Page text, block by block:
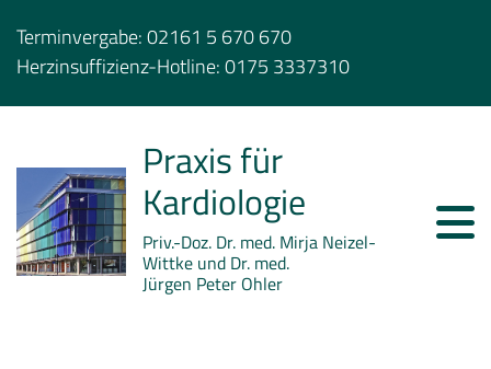
Terminvergabe:02161 5 670 670
Herzinsuffizienz-Hotline:0175 3337310
Praxis für
Kardiologie
Priv.-Doz. Dr. med. Mirja Neizel-
Wittke und Dr. med.
Jürgen Peter Ohler